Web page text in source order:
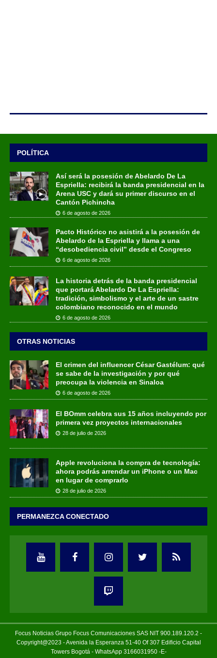
POLÍTICA
Así será la posesión de Abelardo De La
Espriella: recibirá la banda presidencial en la
Arena USC y dará su primer discurso en el
Cantón Pichincha
6 de agosto de 2026
Pacto Histórico no asistirá a la posesión de
Abelardo de la Espriella y llama a una
“desobediencia civil” desde el Congreso
6 de agosto de 2026
La historia detrás de la banda presidencial
que portará Abelardo De La Espriella:
tradición, simbolismo y el arte de un sastre
colombiano reconocido en el mundo
6 de agosto de 2026
OTRAS NOTICIAS
El crimen del influencer César Gastélum: qué
se sabe de la investigación y por qué
preocupa la violencia en Sinaloa
6 de agosto de 2026
El BOmm celebra sus 15 años incluyendo por
primera vez proyectos internacionales
28 de julio de 2026
Apple revoluciona la compra de tecnología:
ahora podrás arrendar un iPhone o un Mac
en lugar de comprarlo
28 de julio de 2026
PERMANEZCA CONECTADO
Focus Noticias Grupo Focus Comunicaciones SAS NIT 900.189.120.2 -
Copyright@2023 - Avenida la Esperanza 51-40 Of 307 Edificio Capital
Towers Bogotá - WhatsApp 3166031950 -E-